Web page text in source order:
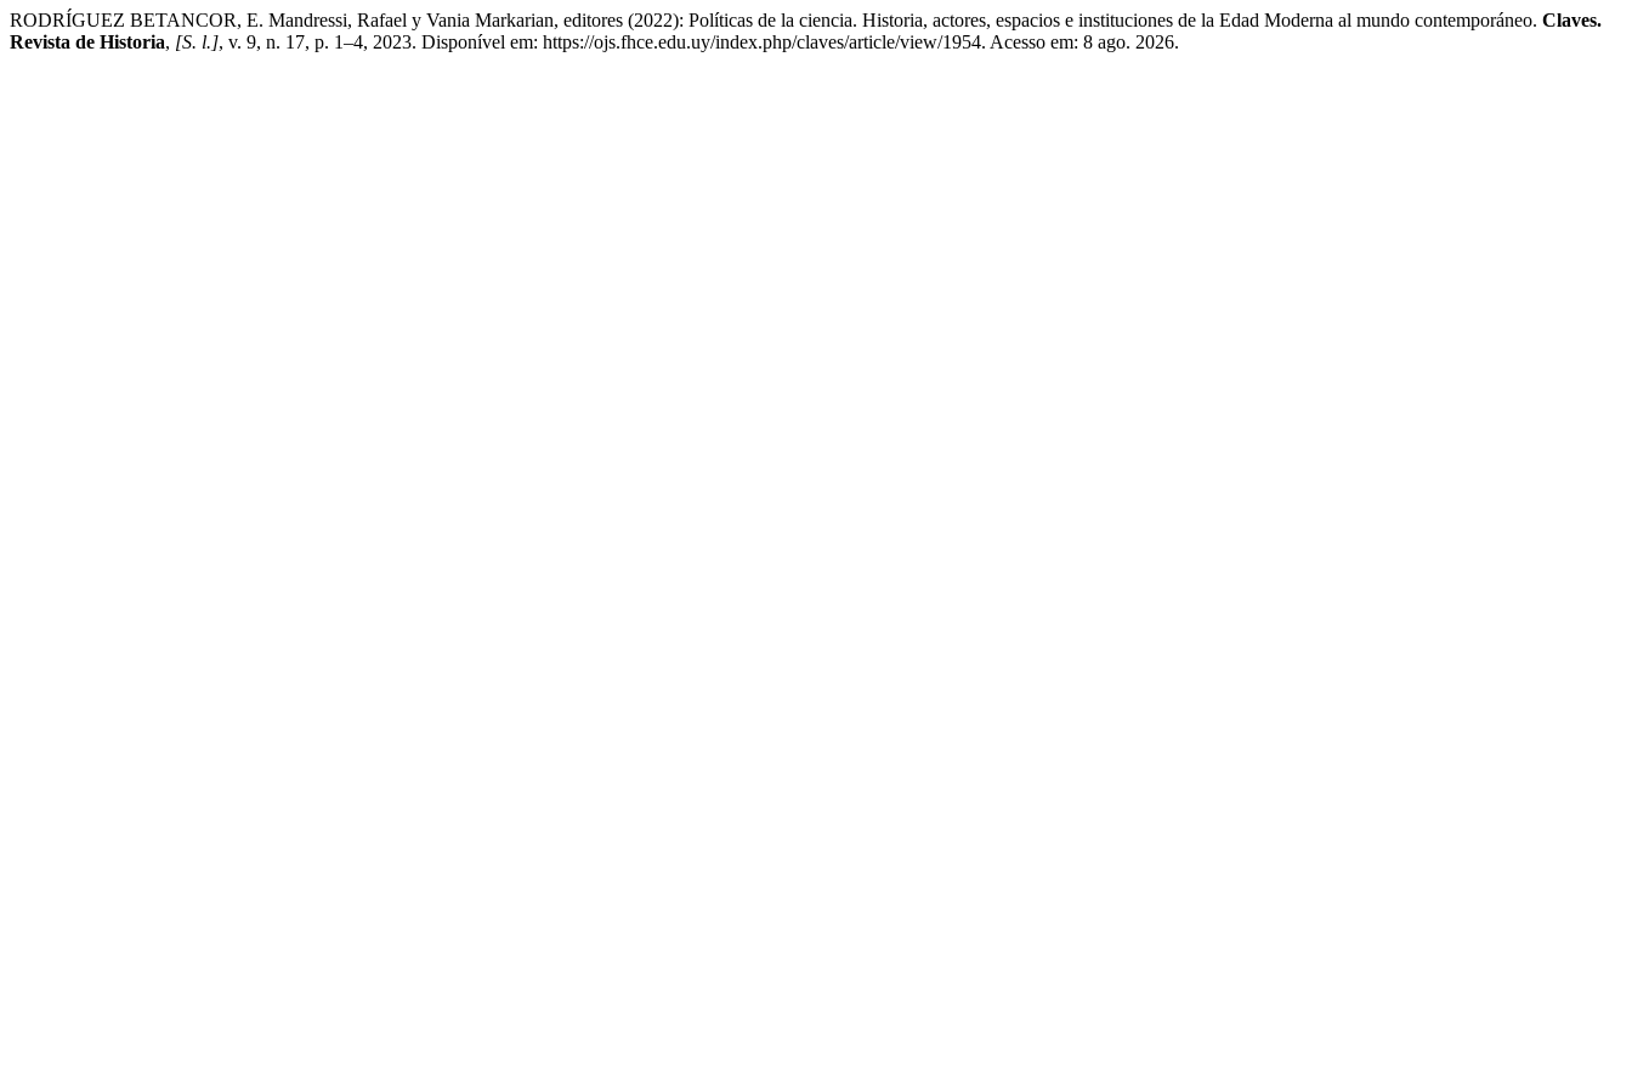
RODRÍGUEZ BETANCOR, E. Mandressi, Rafael y Vania Markarian, editores (2022): Políticas de la ciencia. Historia, actores, espacios e instituciones de la Edad Moderna al mundo contemporáneo. Claves.
Revista de Historia, [S. l.], v. 9, n. 17, p. 1–4, 2023. Disponível em: https://ojs.fhce.edu.uy/index.php/claves/article/view/1954. Acesso em: 8 ago. 2026.